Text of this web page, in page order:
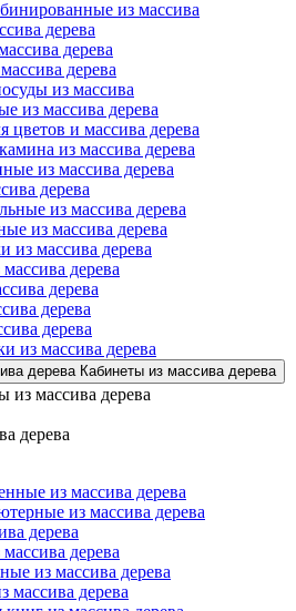
из массива
дерева
дерева
дерева
из массива
из массива дерева
цветов и массива дерева
из массива дерева
из массива дерева
дерева
из массива дерева
из массива дерева
из массива дерева
дерева
дерева
дерева
дерева
из массива дерева
Кабинеты из массива дерева
дерева
из массива дерева
из массива дерева
дерева
дерева
из массива дерева
массива дерева